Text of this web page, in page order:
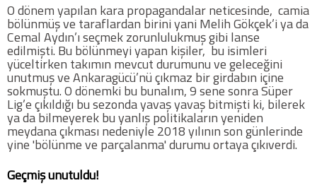
Basketbol
Voleybol
Hentbol
O dönem yapılan kara propagandalar neticesinde, camia
bölünmüş ve taraflardan birini yani Melih Gökçek’i ya da
Cemal Aydın’ı seçmek zorunlulukmuş gibi lanse
edilmişti. Bu bölünmeyi yapan kişiler, bu isimleri
yüceltirken takımın mevcut durumunu ve geleceğini
unutmuş ve Ankaragücü’nü çıkmaz bir girdabın içine
sokmuştu. O dönemki bu bunalım, 9 sene sonra Süper
Lig’e çıkıldığı bu sezonda yavaş yavaş bitmişti ki, bilerek
ya da bilmeyerek bu yanlış politikaların yeniden
meydana çıkması nedeniyle 2018 yılının son günlerinde
yine 'bölünme ve parçalanma' durumu ortaya çıkıverdi.
Geçmiş unutuldu!